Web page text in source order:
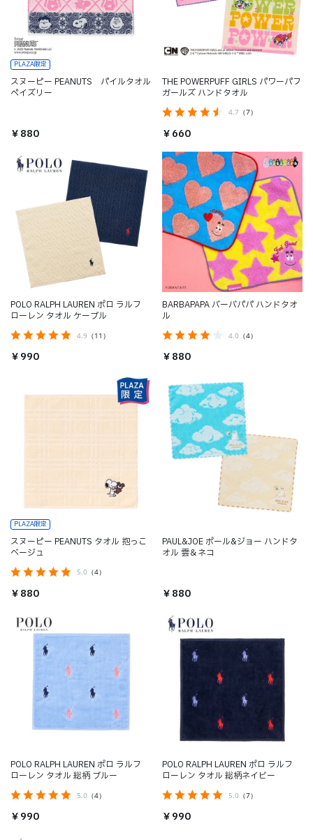
PLAZA限定
スヌーピー PEANUTS パイルタオル
ペイズリー
￥880
THE POWERPUFF GIRLS パワーパフ
ガールズ ハンドタオル
4.7 （7）
￥660
POLO RALPH LAUREN ポロ ラルフ
ローレン タオル ケーブル
4.9 （11）
￥990
BARBAPAPA バーバパパ ハンドタオ
ル
4.0 （4）
￥880
PLAZA限定
スヌーピー PEANUTS タオル 抱っこ
ベージュ
5.0 （4）
￥880
PAUL&JOE ポール&ジョー ハンドタ
オル 雲＆ネコ
￥880
POLO RALPH LAUREN ポロ ラルフ
ローレン タオル 総柄 ブルー
5.0 （4）
￥990
POLO RALPH LAUREN ポロ ラルフ
ローレン タオル 総柄ネイビー
5.0 （7）
￥990